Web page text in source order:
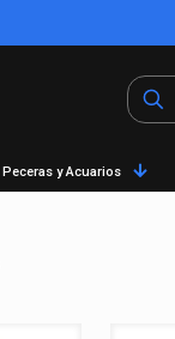
Peceras y Acuarios